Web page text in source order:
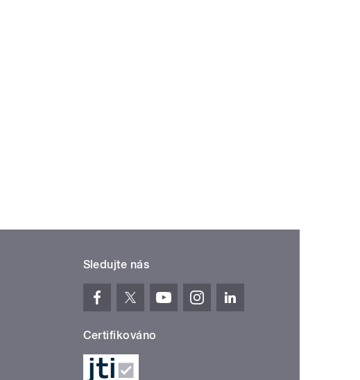
Sledujte nás
Certifikováno